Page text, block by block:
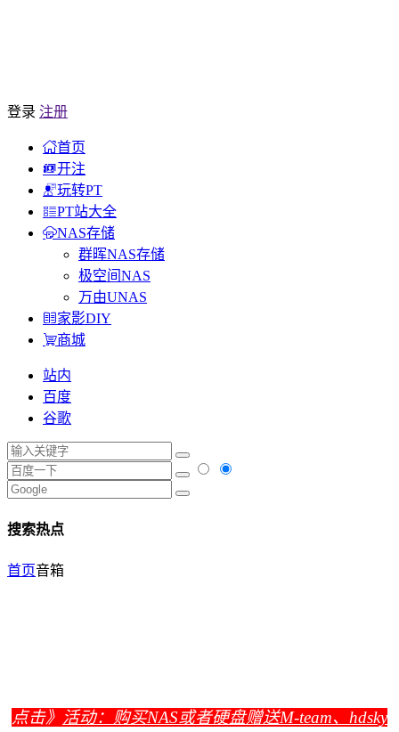
登录 注册
首页
开注
玩转PT
PT站大全
NAS存储
群晖NAS存储
极空间NAS
万由UNAS
家影DIY
商城
站内
百度
谷歌
搜索热点
首页音箱
点击》 活动：购买NAS或者硬盘赠送M-team、hdsky